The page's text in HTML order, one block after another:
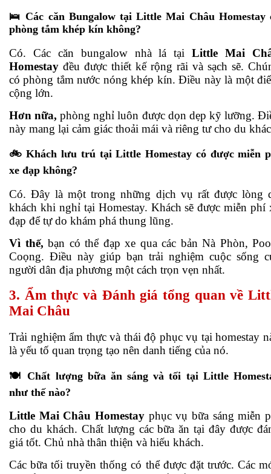
🛌 Các căn Bungalow tại Little Mai Châu Homestay
phòng tắm khép kín không?
Có. Các căn bungalow nhà lá tạiLittle Mai
Homestay đều được thiết kế rộng rãi và sạch sẽ.
có phòng tắm nước nóng khép kín. Điều này là một
cộng lớn.
Hơn nữa, phòng nghỉ luôn được dọn dẹp kỹ lưỡng.
này mang lại cảm giác thoải mái và riêng tư cho du
🚲 Khách lưu trú tại Little Homestay có được miễn
xe đạp không?
Có. Đây là một trong những dịch vụ rất được lòng
khách khi nghỉ tại Homestay. Khách sẽ được miễn phí
đạp để tự do khám phá thung lũng.
Vì thế, bạn có thể đạp xe qua các bản Nà Phòn,
Coọng. Điều này giúp bạn trải nghiệm cuộc sống
người dân địa phương một cách trọn vẹn nhất.
3. Ẩm thực và Đánh giá tổng quan về
Mai Châu
Trải nghiệm ẩm thực và thái độ phục vụ tại homestay
là yếu tố quan trọng tạo nên danh tiếng của nó.
🍽️ Chất lượng bữa ăn sáng và tối tại Little
như thế nào?
Little Mai Châu Homestay phục vụ bữa sáng miễn
cho du khách. Chất lượng các bữa ăn tại đây được
giá tốt. Chủ nhà thân thiện và hiếu khách.
Các bữa tối truyền thống có thể được đặt trước. Các